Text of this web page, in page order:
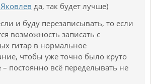
да, так будет лучше)
и буду перезаписывать, то если
возможность записать с
гитар в нормальное
чтобы уже точно было круто
– постоянно всё переделывать не